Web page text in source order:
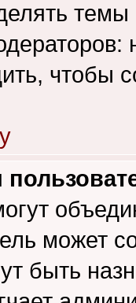
чтобы
может
быть